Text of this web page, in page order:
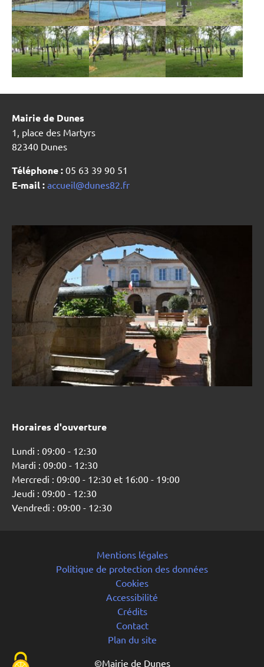
Mairie de Dunes
1, place des Martyrs
82340 Dunes
Téléphone : 05 63 39 90 51
E-mail : accueil@dunes82.fr
Horaires d'ouverture
Lundi : 09:00 - 12:30
Mardi : 09:00 - 12:30
Mercredi : 09:00 - 12:30 et 16:00 - 19:00
Jeudi : 09:00 - 12:30
Vendredi : 09:00 - 12:30
Mentions légales
Politique de protection des données
Cookies
Accessibilité
Crédits
Contact
Plan du site
©Mairie de Dunes